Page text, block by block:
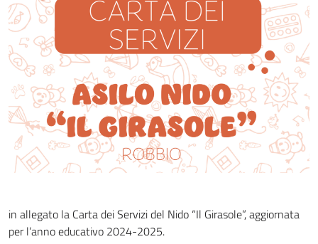
in allegato la Carta dei Servizi del Nido “Il Girasole”, aggiornata
per l’anno educativo 2024-2025.